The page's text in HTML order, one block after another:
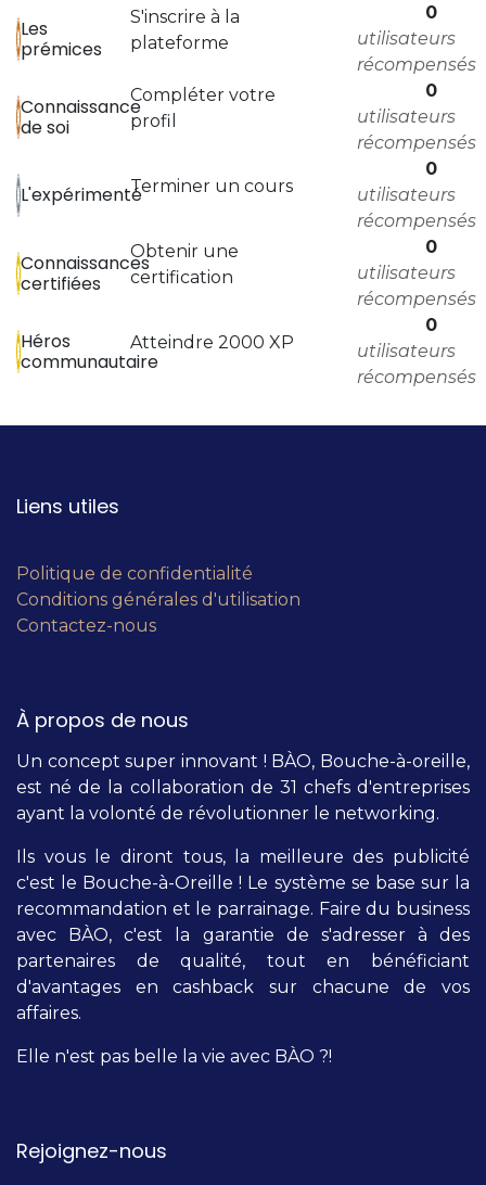
Les
prémices
S'inscrire à la
plateforme
0
utilisateurs
récompensés
Connaissance
de soi
Compléter votre
profil
0
utilisateurs
récompensés
L'expérimentéTerminer un cours
0
utilisateurs
récompensés
Connaissances
certifiées
Obtenir une
certification
0
utilisateurs
récompensés
Héros
communautaire
Atteindre 2000 XP
0
utilisateurs
récompensés
Liens utiles
Politique de confidentialité
Conditions générales d'utilisation
Contactez-nous
À propos de nous
Un concept super innovant ! BÀO, Bouche-à-oreille,
est né de la collaboration de 31 chefs d'entreprises
ayant la volonté de révolutionner le networking.
Ils vous le diront tous, la meilleure des publicité
c'est le Bouche-à-Oreille ! Le système se base sur la
recommandation et le parrainage. Faire du business
avec BÀO, c'est la garantie de s'adresser à des
partenaires de qualité, tout en bénéficiant
d'avantages en cashback sur chacune de vos
affaires.
Elle n'est pas belle la vie avec BÀO ?!
Rejoignez-nous